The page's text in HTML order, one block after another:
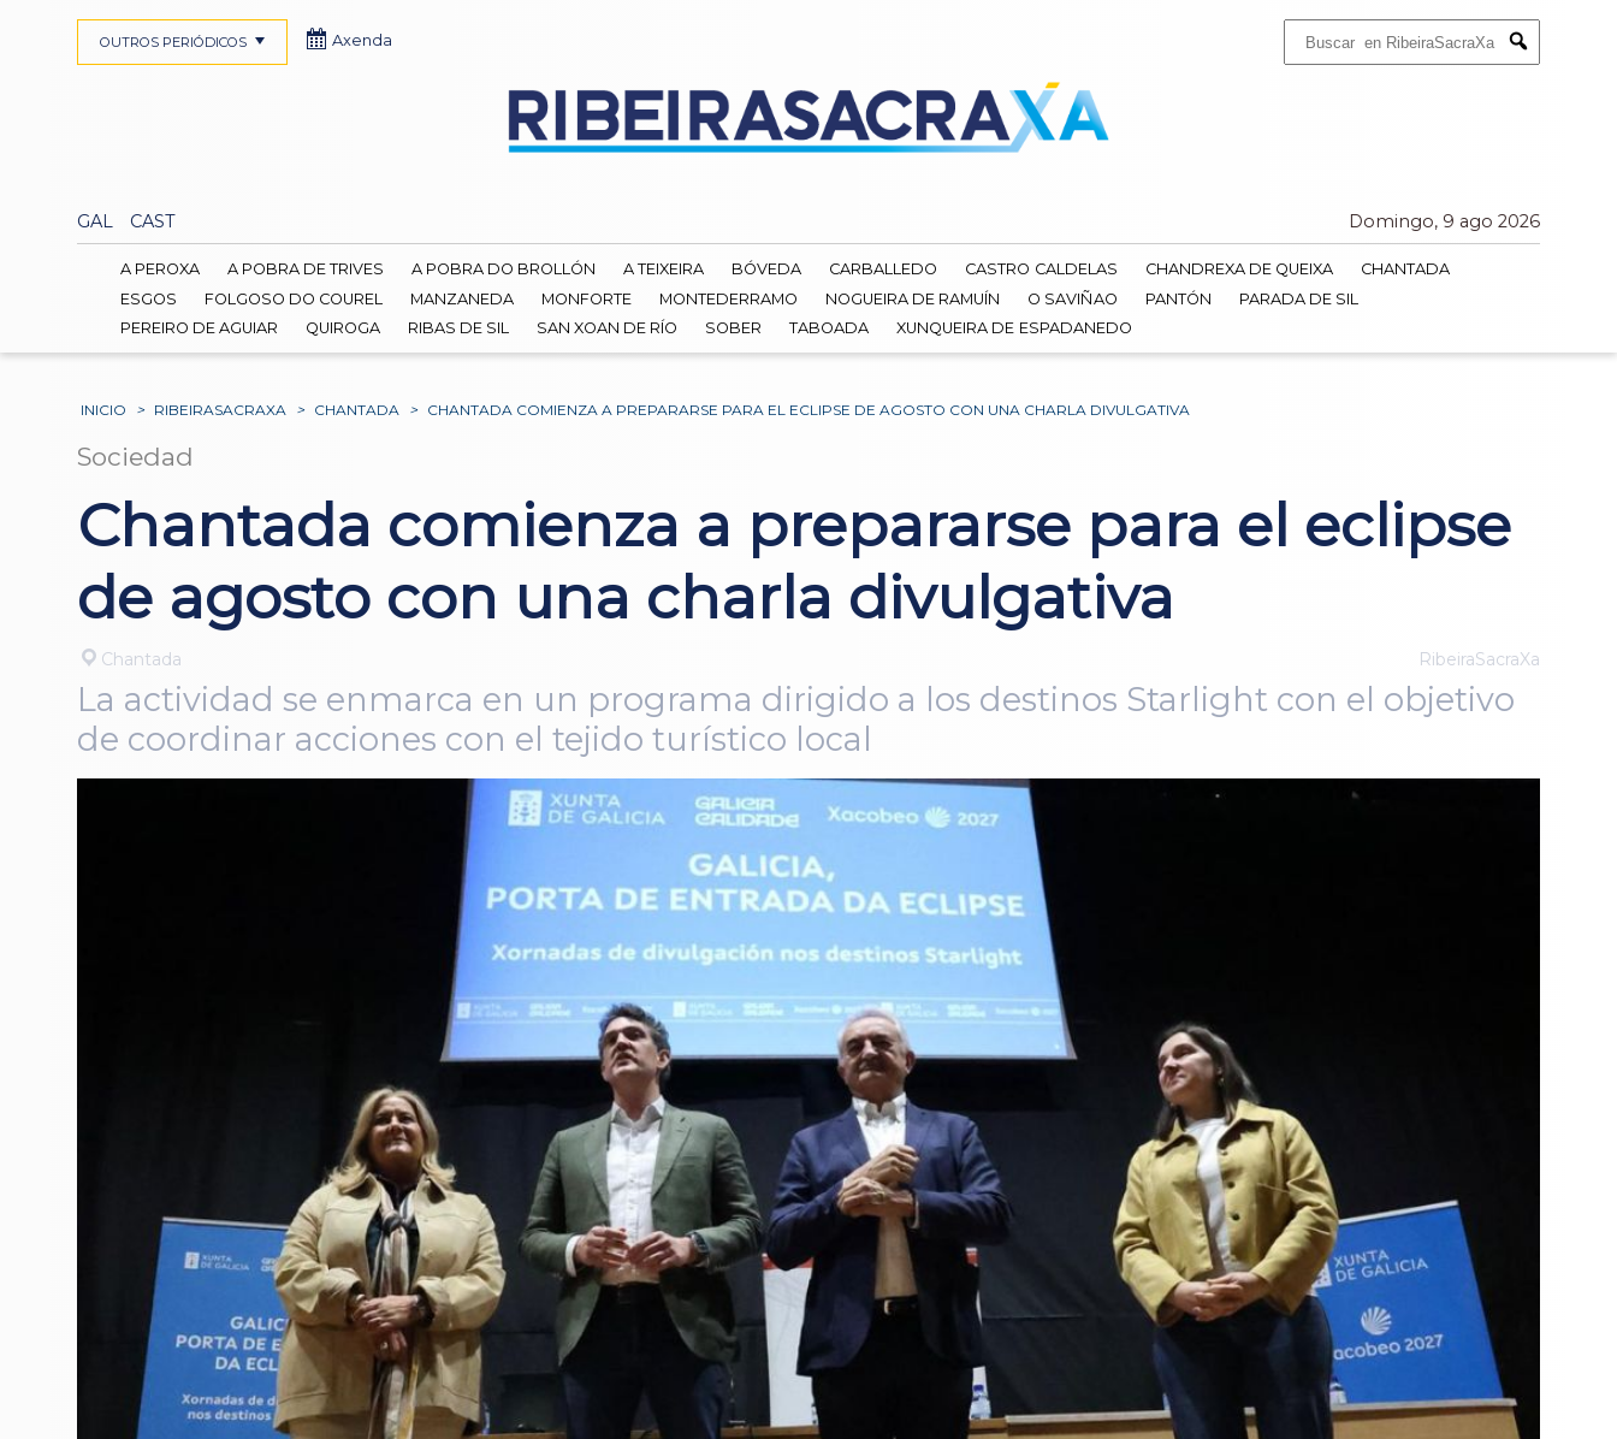
Submit
GAL CAST Domingo, 9 ago 2026
OUTROS PERIÓDICOS Axenda
A PEROXA A POBRA DE TRIVES A POBRA DO BROLLÓN A TEIXEIRA BÓVEDA CARBALLEDO CASTRO CALDELAS CHANDREXA DE QUEIXA
CHANTADA
ESGOS
FOLGOSO DO COUREL MANZANEDA MONFORTE MONTEDERRAMO NOGUEIRA DE RAMUÍN O SAVIÑAO PANTÓN
PARADA DE SIL
PEREIRO DE AGUIAR
QUIROGA RIBAS DE SIL SAN XOAN DE RÍO SOBER TABOADA XUNQUEIRA DE ESPADANEDO
INICIO > RIBEIRASACRAXA > CHANTADA > CHANTADA COMIENZA A PREPARARSE PARA EL ECLIPSE DE AGOSTO CON UNA CHARLA DIVULGATIVA
Sociedad
Chantada comienza a prepararse para el eclipse
de agosto con una charla divulgativa
Chantada RibeiraSacraXa
La actividad se enmarca en un programa dirigido a los destinos Starlight con el objetivo
de coordinar acciones con el tejido turístico local